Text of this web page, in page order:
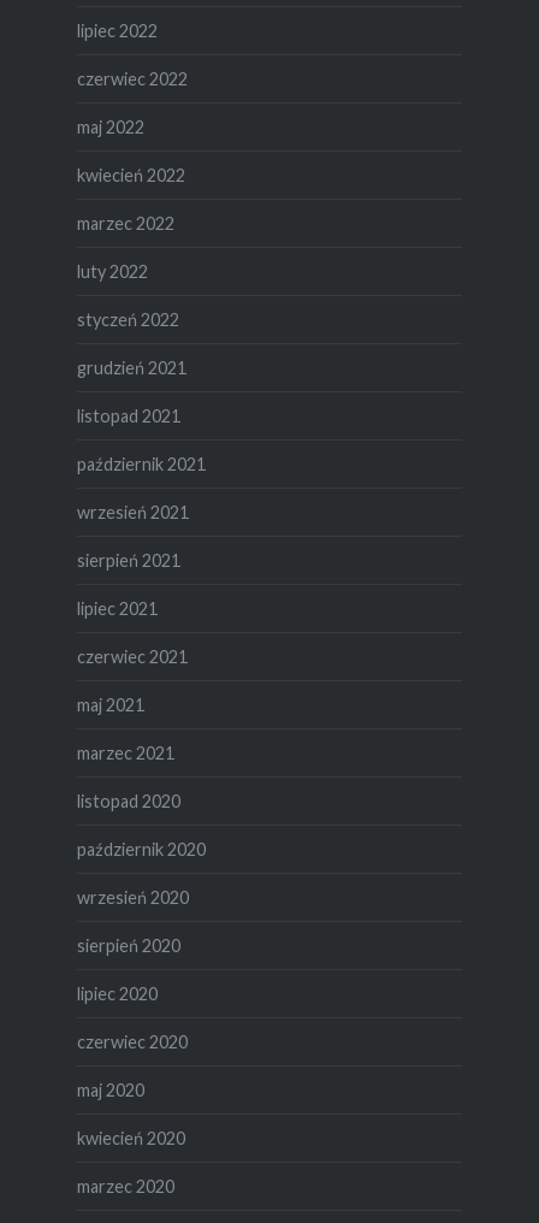
lipiec 2022
czerwiec 2022
maj 2022
kwiecień 2022
marzec 2022
luty 2022
styczeń 2022
grudzień 2021
listopad 2021
październik 2021
wrzesień 2021
sierpień 2021
lipiec 2021
czerwiec 2021
maj 2021
marzec 2021
listopad 2020
październik 2020
wrzesień 2020
sierpień 2020
lipiec 2020
czerwiec 2020
maj 2020
kwiecień 2020
marzec 2020